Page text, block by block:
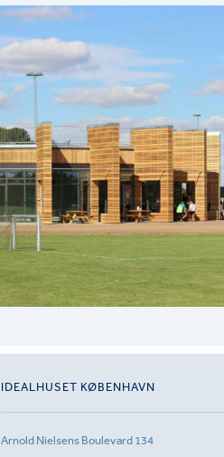
IDEALHUSET KØBENHAVN
Arnold Nielsens Boulevard 134